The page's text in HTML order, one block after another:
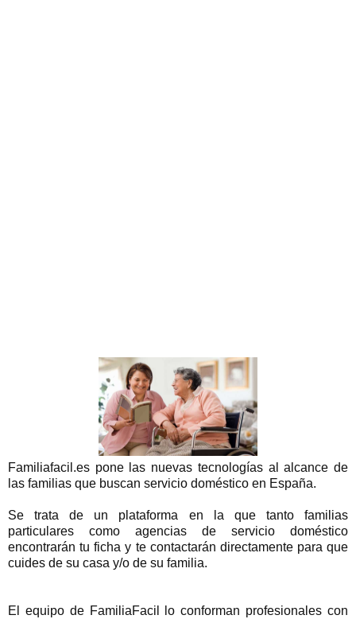
Familiafacil.es pone las nuevas tecnologías al alcance de
las familias que buscan servicio doméstico en España.
Se trata de un plataforma en la que tanto familias
particulares como agencias de servicio doméstico
encontrarán tu ficha y te contactarán directamente para que
cuides de su casa y/o de su familia.
El equipo de FamiliaFacil lo conforman profesionales con